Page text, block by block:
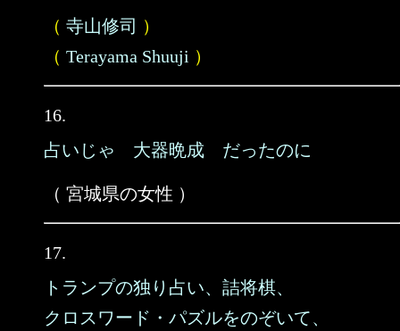
（ 寺山修司 ）
（ Terayama Shuuji ）
16.
占いじゃ 大器晩成 だったのに
（ 宮城県の女性 ）
17.
トランプの独り占い、詰将棋、
クロスワード・パズルをのぞいて、